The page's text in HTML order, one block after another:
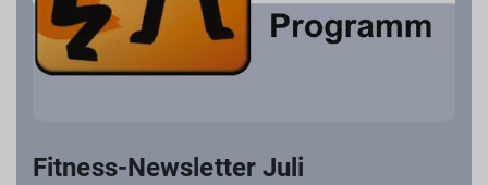
Fitness-Newsletter Juli